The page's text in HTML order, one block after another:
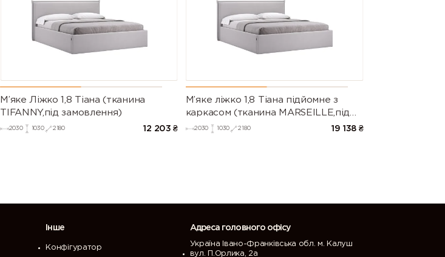
М’яке Ліжко 1,8 Тіана (тканина
TIFANNY,під замовлення)
2030 1030 2180 12 203 ₴
М’яке ліжко 1,8 Тіана підйомне з
каркасом (тканина MARSEILLE,під
замовлення)
2030 1030 2180 19 138 ₴
Інше
Конфігуратор
Адреса головного офісу
Україна Івано-Франківська обл. м. Калуш
вул. П.Орлика, 2а